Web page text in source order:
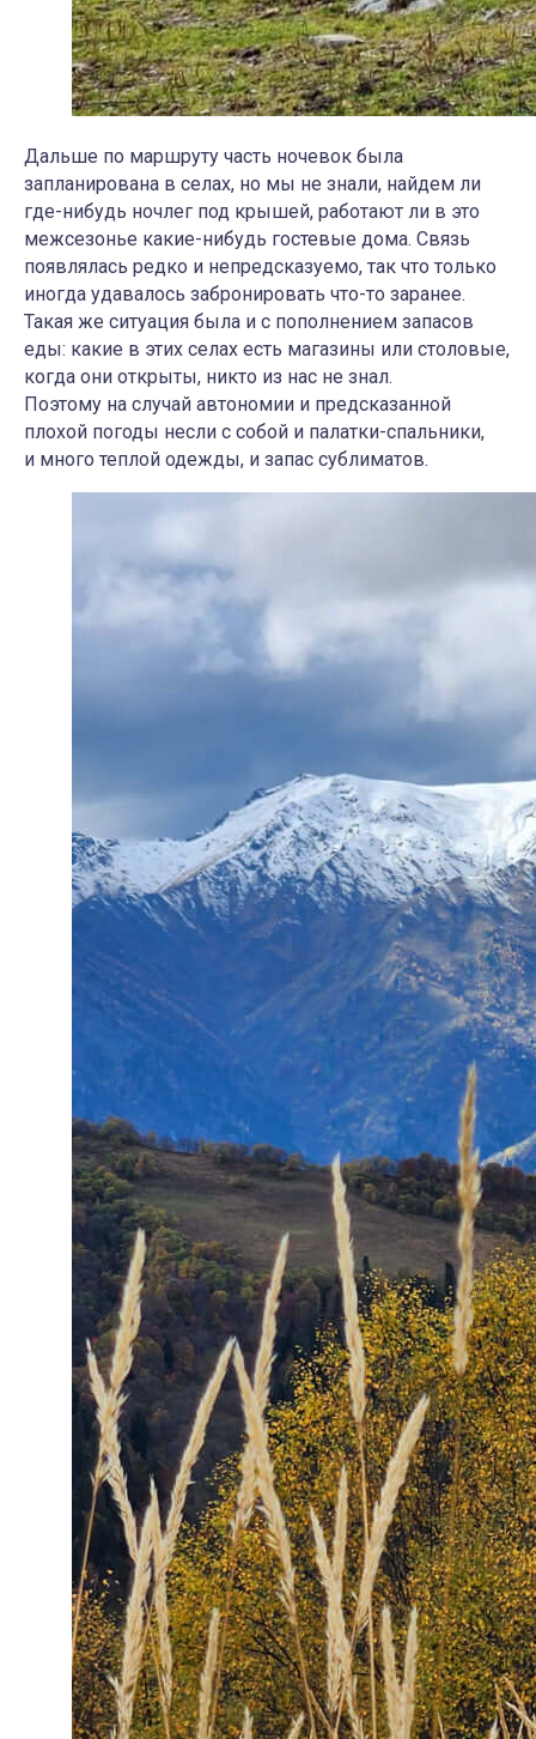
Дальше по маршруту часть ночевок была
запланирована в селах, но мы не знали, найдем ли
где-нибудь ночлег под крышей, работают ли в это
межсезонье какие-нибудь гостевые дома. Связь
появлялась редко и непредсказуемо, так что только
иногда удавалось забронировать что-то заранее.
Такая же ситуация была и с пополнением запасов
еды: какие в этих селах есть магазины или столовые,
когда они открыты, никто из нас не знал.
Поэтому на случай автономии и предсказанной
плохой погоды несли с собой и палатки-спальники,
и много теплой одежды, и запас сублиматов.